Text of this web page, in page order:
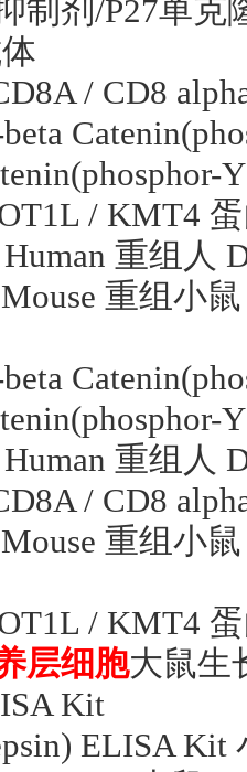
制剂 /P27单克
/ CD8
/ KMT4
重组人
重组小鼠
重组人
/ CD8
重组小鼠
/ KMT4
层细胞大鼠生
Kit
ELISA Kit